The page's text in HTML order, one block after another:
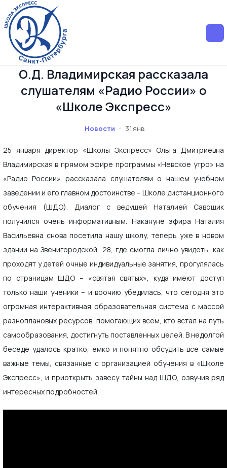
О.Д. Владимирская рассказала
слушателям «Радио России» о
«Школе Экспресс»
Новости 31.янв
25 января директор «Школы Экспресс» Ольга Дмитриевна
Владимирская в прямом эфире программы «Невское утро» на
«Радио России» рассказала слушателям о нашем учебном
заведении и его главном достоинстве – Школе дистанционного
обучения (ШДО). Диалог с ведущей Наталией Савощик
получился очень информативным. Накануне эфира Наталия
Васильевна снова посетила нашу школу, теперь уже в новом
здании на Звенигородской, 28, где смогла лично увидеть, как
проходят у детей очные индивидуальные занятия, прогулялась
по страницам ШДО – «святая святых», куда имеют доступ
только наши ученики – и воочию убедилась, что сегодня это
огромная интерактивная образовательная система с массой
разноплановых ресурсов, помогающих всем, кто встал на путь
самообразования, достигнуть поставленных целей. В недолгой
беседе удалось кратко, ёмко и понятно обсудить все самые
важные темы, связанные с организацией обучения в «Школе
Экспресс», и приоткрыть завесу тайны над ШДО, озвучив ряд
интересных подробностей.